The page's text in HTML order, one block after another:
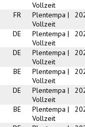
Vollzeit
FR
Plentempa |
Vollzeit
DE
Plentempa |
Vollzeit
DE
Plentempa |
Vollzeit
BE
Plentempa |
Vollzeit
DE
Plentempa |
Vollzeit
BE
Plentempa |
Vollzeit